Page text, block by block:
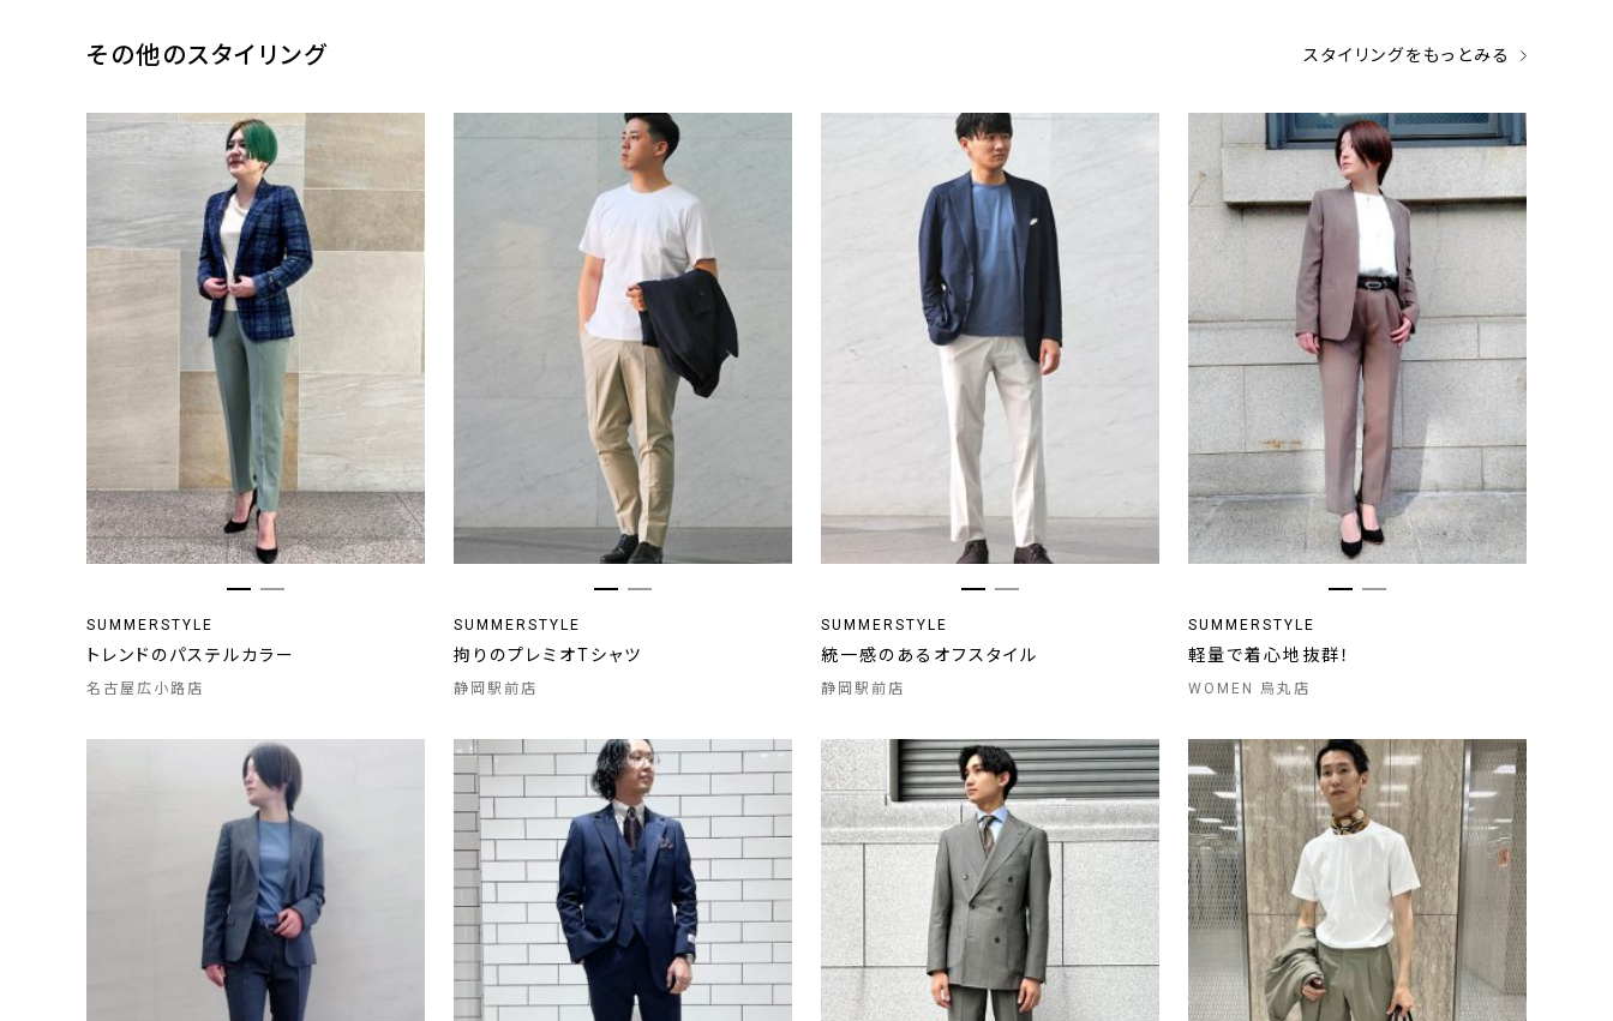
その他のスタイリング スタイリングをもっとみる
SUMMERSTYLE
トレンドのパステルカラー
名古屋広小路店
SUMMERSTYLE
拘りのプレミオTシャツ
静岡駅前店
SUMMERSTYLE
統一感のあるオフスタイル
静岡駅前店
SUMMERSTYLE
軽量で着心地抜群！
WOMEN 烏丸店